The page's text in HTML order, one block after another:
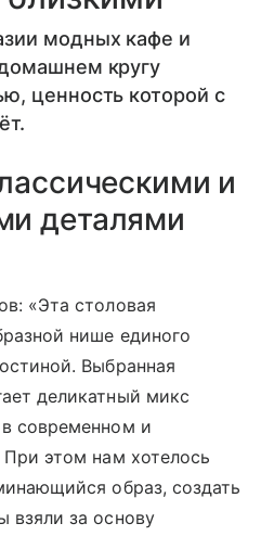
модных кафе и
кругу
ценность которой с
и
деталями
«Эта столовая
нише единого
Выбранная
деликатный микс
современном и
этом нам хотелось
образ, создать
за основу